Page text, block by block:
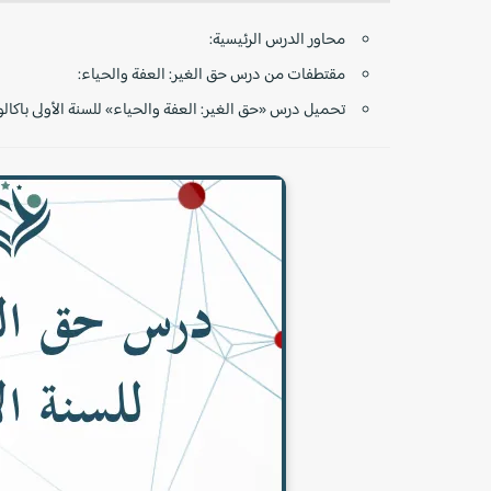
محاور الدرس الرئيسية:
مقتطفات من درس حق الغير: العفة والحياء:
تحميل درس «حق الغير: العفة والحياء» للسنة الأولى